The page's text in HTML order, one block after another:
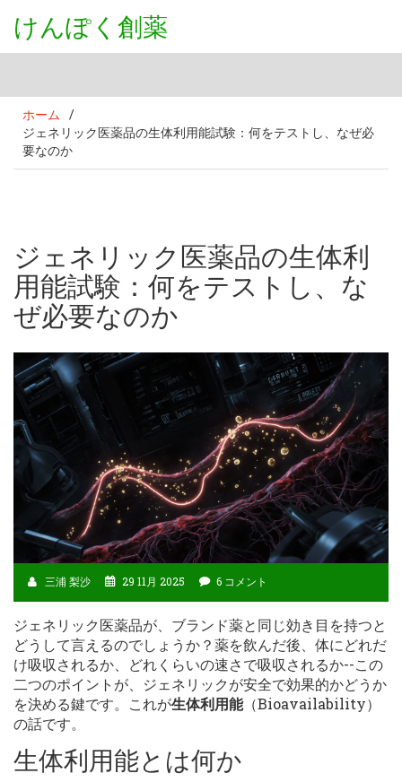
けんぽく創薬
ホーム /
ジェネリック医薬品の生体利用能試験：何をテストし、なぜ必
要なのか
ジェネリック医薬品の生体利
用能試験：何をテストし、な
ぜ必要なのか
三浦 梨沙 29 11月 2025 6 コメント
ジェネリック医薬品が、ブランド薬と同じ効き目を持つと
どうして言えるのでしょうか？薬を飲んだ後、体にどれだ
け吸収されるか、どれくらいの速さで吸収されるか--この
二つのポイントが、ジェネリックが安全で効果的かどうか
を決める鍵です。これが生体利用能（Bioavailability）
の話です。
生体利用能とは何か